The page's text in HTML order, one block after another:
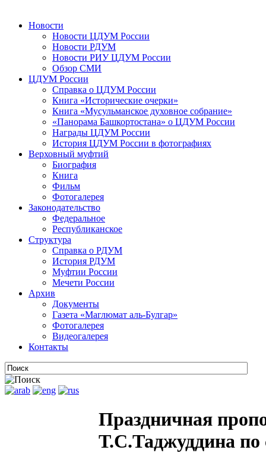
Новости
Новости ЦДУМ России
Новости РДУМ
Новости РИУ ЦДУМ России
Обзор СМИ
ЦДУМ России
Справка о ЦДУМ России
Книга «Исторические очерки»
Книга «Мусульманское духовное собрание»
«Панорама Башкортостана» о ЦДУМ России
Награды ЦДУМ России
История ЦДУМ России в фотографиях
Верховный муфтий
Биография
Книга
Фильм
Фотогалерея
Законодательство
Федеральное
Республиканское
Структура
Справка о РДУМ
История РДУМ
Муфтии России
Мечети России
Архив
Документы
Газета «Маглюмат аль-Булгар»
Фотогалерея
Видеогалерея
Контакты
Праздничная
Т.С.Таджуддина